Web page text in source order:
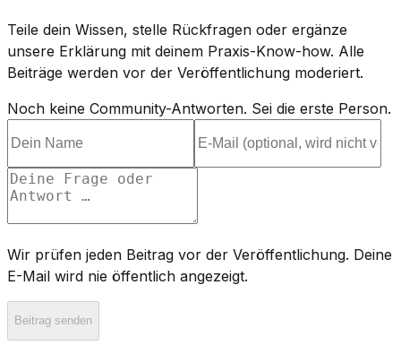
Teile dein Wissen, stelle Rückfragen oder ergänze
unsere Erklärung mit deinem Praxis-Know-how. Alle
Beiträge werden vor der Veröffentlichung moderiert.
Noch keine Community-Antworten. Sei die erste Person.
Wir prüfen jeden Beitrag vor der Veröffentlichung. Deine
E-Mail wird nie öffentlich angezeigt.
Beitrag senden